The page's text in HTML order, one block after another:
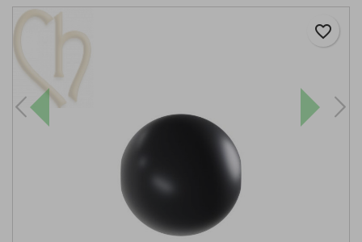
favorite_border